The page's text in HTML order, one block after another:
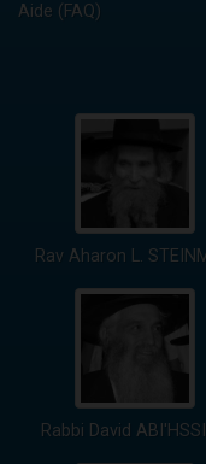
Aide (FAQ)
Rav Aharon L.
Rabbi David